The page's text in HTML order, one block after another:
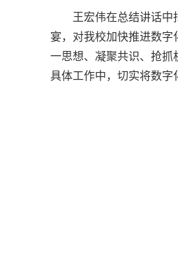
王宏伟在总结讲话
宴，对我校加快推进数
一思想、凝聚共识、抢抓
具体工作中，切实将数字